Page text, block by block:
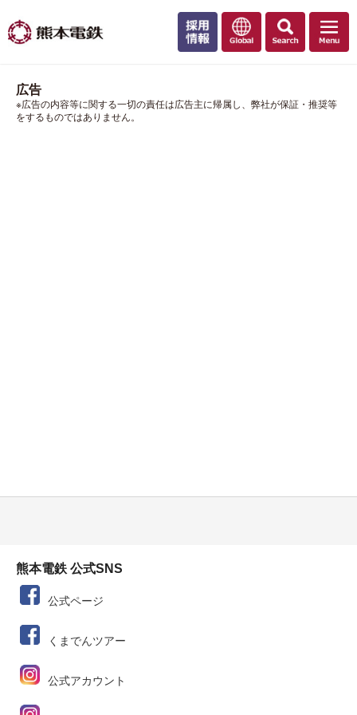
広告
※広告の内容等に関する一切の責任は広告主に帰属し、弊社が保証・推奨等
をするものではありません。
熊本電鉄 公式SNS
公式ページ
くまでんツアー
公式アカウント